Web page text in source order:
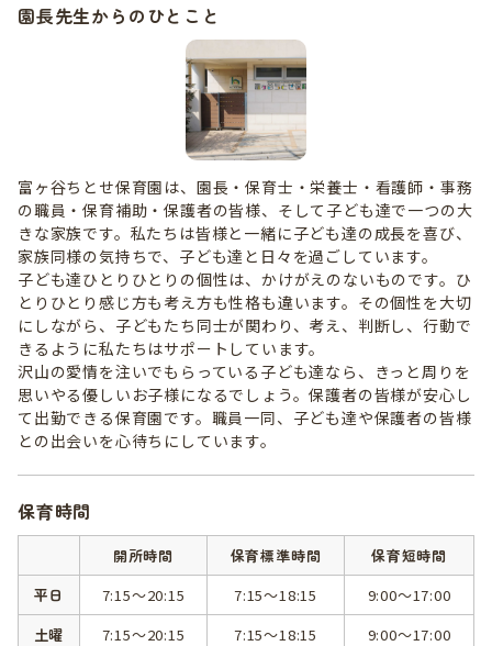
園長先生からのひとこと
富ヶ谷ちとせ保育園は、園長・保育士・栄養士・看護師・事務
の職員・保育補助・保護者の皆様、そして子ども達で一つの大
きな家族です。私たちは皆様と一緒に子ども達の成長を喜び、
家族同様の気持ちで、子ども達と日々を過ごしています。
子ども達ひとりひとりの個性は、かけがえのないものです。ひ
とりひとり感じ方も考え方も性格も違います。その個性を大切
にしながら、子どもたち同士が関わり、考え、判断し、行動で
きるように私たちはサポートしています。
沢山の愛情を注いでもらっている子ども達なら、きっと周りを
思いやる優しいお子様になるでしょう。保護者の皆様が安心し
て出勤できる保育園です。職員一同、子ども達や保護者の皆様
との出会いを心待ちにしています。
保育時間
開所時間 保育標準時間
保育短時間
平日
7:15～20:15 7:15～18:15
9:00～17:00
土曜
7:15～20:15 7:15～18:15 9:00～17:00